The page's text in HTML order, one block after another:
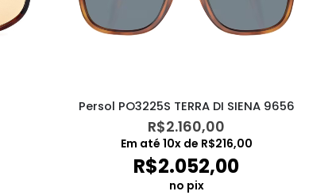
Persol PO3225S TERRA DI SIENA 9656
R$2.160,00
Em até 10x de R$216,00
R$2.052,00
no pix